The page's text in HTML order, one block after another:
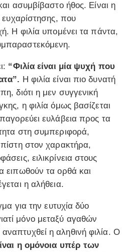
ασυμβίβαστο ήθος. Είναι η
ευχαρίστησης, που
Η φιλία υπομένει τα πάντα,
“Φιλία είναι μία ψυχή που
Η φιλία είναι πιο δυνατή
διότι η μεν συγγενική
η φιλία όμως βασίζεται
ευλάβεια προς τα
στη συμπεριφορά,
στον χαρακτήρα,
ειλικρίνεια στους
ειπωθούν τα ορθά και
η αλήθεια.
για την ευτυχία δύο
μόνο μεταξύ αγαθών
η αληθινή φιλία. Ο
η ομόνοια υπέρ των